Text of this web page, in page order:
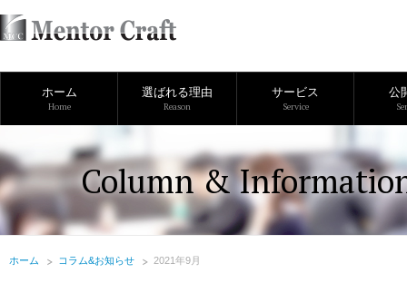
ホーム
Home
選ばれる理由
Reason
サービス
Service
公
Column &
ホーム コラム&お知らせ 2021年9月